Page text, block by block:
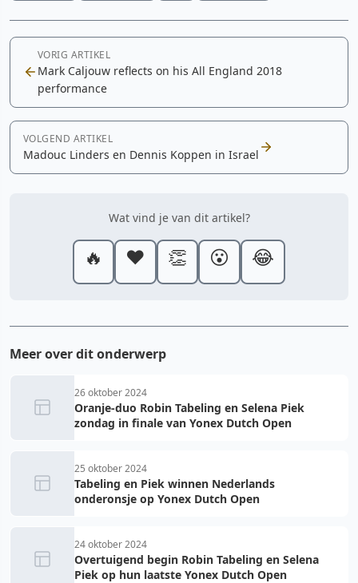
VORIG ARTIKEL
Mark Caljouw reflects on his All England 2018
performance
VOLGEND ARTIKEL
Madouc Linders en Dennis Koppen in Israel
Wat vind je van dit artikel?
🔥 ❤️ 👏 😮 😂
Meer over dit onderwerp
26 oktober 2024
Oranje-duo Robin Tabeling en Selena Piek
zondag in finale van Yonex Dutch Open
25 oktober 2024
Tabeling en Piek winnen Nederlands
onderonsje op Yonex Dutch Open
24 oktober 2024
Overtuigend begin Robin Tabeling en Selena
Piek op hun laatste Yonex Dutch Open